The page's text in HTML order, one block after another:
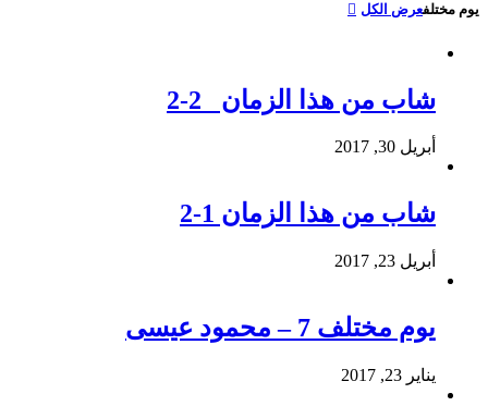
يوم مختلفعرض الكل
شاب من هذا الزمان 2-2
أبريل 30, 2017
شاب من هذا الزمان 1-2
أبريل 23, 2017
يوم مختلف 7 – محمود عيسى
يناير 23, 2017